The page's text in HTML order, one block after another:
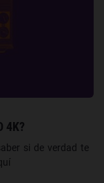
4K?
si de verdad te